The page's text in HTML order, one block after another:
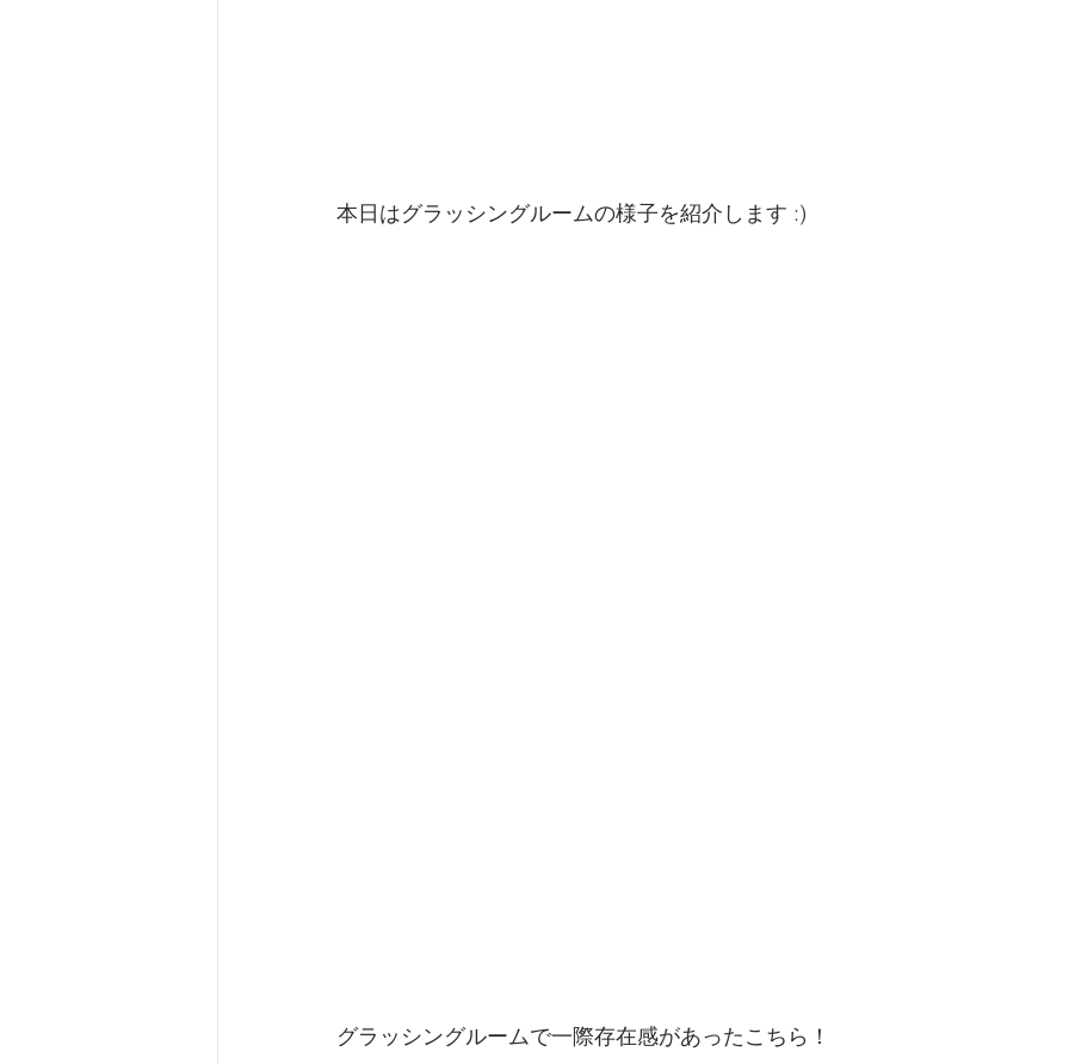
本日はグラッシングルームの様子を紹介します :)
グラッシングルームで一際存在感があったこちら！